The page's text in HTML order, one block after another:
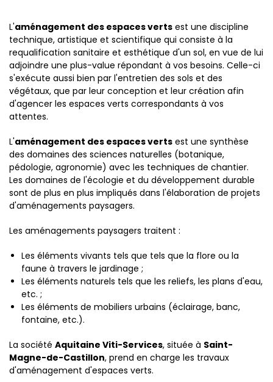
L'aménagement des espaces verts est une discipline
technique, artistique et scientifique qui consiste à la
requalification sanitaire et esthétique d'un sol, en vue de lui
adjoindre une plus-value répondant à vos besoins. Celle-ci
s'exécute aussi bien par l'entretien des sols et des
végétaux, que par leur conception et leur création afin
d'agencer les espaces verts correspondants à vos
attentes.
L'aménagement des espaces verts est une synthèse
des domaines des sciences naturelles (botanique,
pédologie, agronomie) avec les techniques de chantier.
Les domaines de l'écologie et du développement durable
sont de plus en plus impliqués dans l'élaboration de projets
d'aménagements paysagers.
Les aménagements paysagers traitent :
Les éléments vivants tels que tels que la flore ou la
faune à travers le jardinage ;
Les éléments naturels tels que les reliefs, les plans d'eau,
etc. ;
Les éléments de mobiliers urbains (éclairage, banc,
fontaine, etc.).
La société Aquitaine Viti-Services, située à Saint-
Magne-de-Castillon, prend en charge les travaux
d'aménagement d'espaces verts.